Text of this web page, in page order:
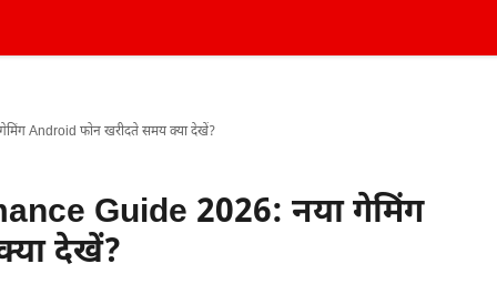
Android फोन खरीदते समय क्या देखें?
Guide 2026: नया गेमिंग
देखें?